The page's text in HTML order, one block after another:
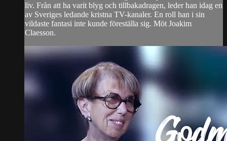
liv. Från att ha varit blyg och tillbakadragen, leder han idag en
av Sveriges ledande kristna TV-kanaler. En roll han i sin
vildaste fantasi inte kunde föreställa sig. Möt Joakim
Claesson.